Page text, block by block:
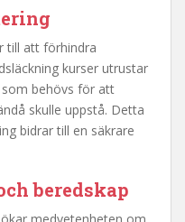
till att förhindra
kurser utrustar
behövs för att
skulle uppstå. Detta
bidrar till en säkrare
beredskap